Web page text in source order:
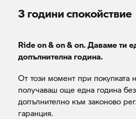
3 години спокойствие
Ride on & on & on. Даваме ти
допълнителна година.
От този момент при покупката
получаваш още една година
допълнително към законово
гаранция.